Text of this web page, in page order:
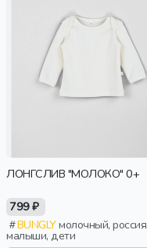
ЛОНГСЛИВ "МОЛОКО" 0+
799 ₽
BUNGLYмолочный, россия,
малыши, дети